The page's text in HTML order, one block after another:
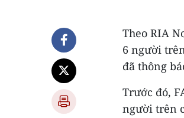
Theo RIA
6 người
đã thông
Trước đó,
người trên